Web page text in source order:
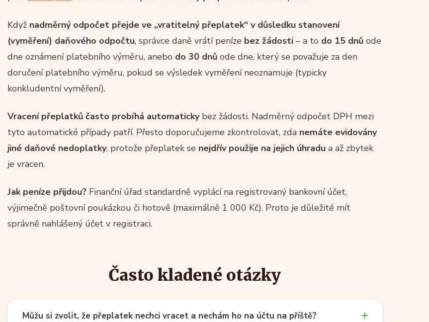
Když nadměrný odpočet přejde ve „vratitelný přeplatek“ v důsledku stanovení
(vyměření) daňového odpočtu, správce daně vrátí peníze bez žádosti – a to do 15 dnů ode
dne oznámení platebního výměru, anebo do 30 dnů ode dne, který se považuje za den
doručení platebního výměru, pokud se výsledek vyměření neoznamuje (typicky
konkludentní vyměření).
Vracení přeplatků často probíhá automatickybez žádosti. Nadměrný odpočet DPH mezi
tyto automatické případy patří. Přesto doporučujeme zkontrolovat, zda nemáte evidovány
jiné daňové nedoplatky, protože přeplatek se nejdřív použije na jejich úhradu a až zbytek
je vracen.
Jak peníze přijdou? Finanční úřad standardně vyplácí na registrovaný bankovní účet,
výjimečně poštovní poukázkou či hotově (maximálně 1 000 Kč). Proto je důležité mít
správně nahlášený účet v registraci.
Často kladené otázky
Můžu si zvolit, že přeplatek nechci vracet a nechám ho na účtu na příště?